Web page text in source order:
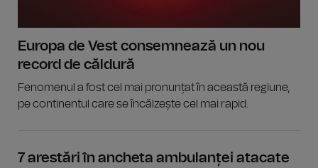
Europa de Vest consemnează un nou
record de căldură
Fenomenul a fost cel mai pronunțat în această regiune,
pe continentul care se încălzește cel mai rapid.
7 arestări în ancheta ambulanței atacate